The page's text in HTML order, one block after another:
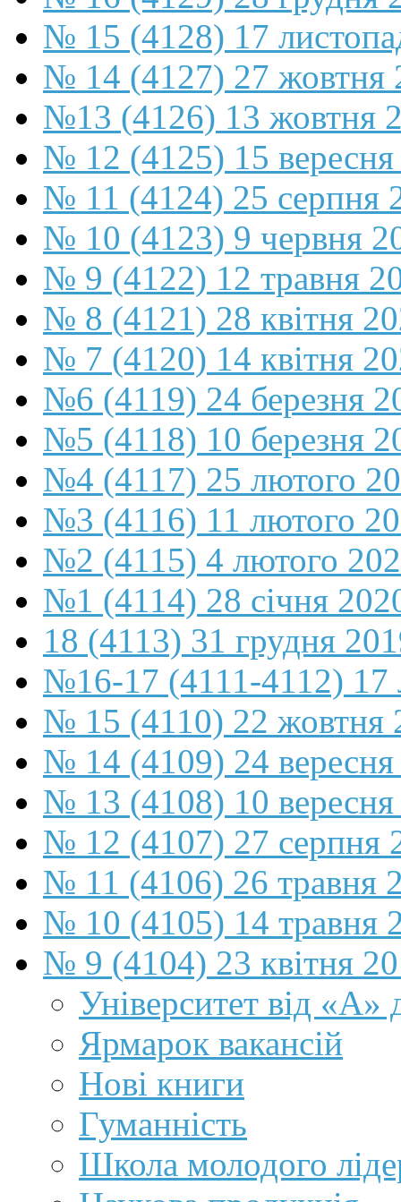
№ 15 (4128) 17
№ 14 (4127) 27 жовтня
№13 (4126) 13 жовтня
№ 12 (4125) 15
№ 11 (4124) 25 серпня
№ 10 (4123) 9 червня
№ 9 (4122) 12 травня
№ 8 (4121) 28 квітня
№ 7 (4120) 14 квітня
№6 (4119) 24 березня
№5 (4118) 10 березня
№4 (4117) 25 лютого
№3 (4116) 11 лютого
№2 (4115) 4 лютого
№1 (4114) 28 січня
18 (4113) 31 грудня
№16-17 (4111-4112) 17
№ 15 (4110) 22 жовтня
№ 14 (4109) 24
№ 13 (4108) 10
№ 12 (4107) 27 серпня
№ 11 (4106) 26 травня
№ 10 (4105) 14 травня
№ 9 (4104) 23 квітня
Університет від «А»
Ярмарок вакансій
Нові книги
Гуманність
Школа молодого